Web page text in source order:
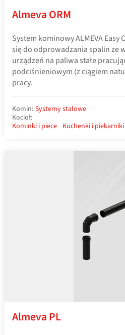
Almeva ORM
System kominowy ALMEVA Easy
się do odprowadzania spalin ze
urządzeń na paliwa stałe
podciśnieniowym (z ciągiem
pracy.
Komin: Systemy stalowe
Kocioł:
Kominki i piece Kuchenki i piekarniki
Almeva PL